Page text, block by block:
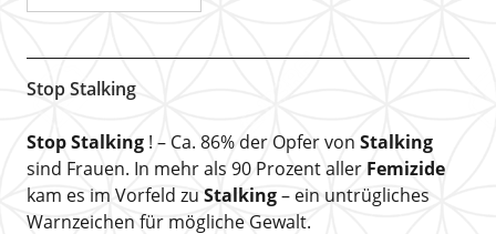
Stop Stalking
Stop Stalking! – Ca. 86% der Opfer von Stalking
sind Frauen. In mehr als 90 Prozent aller Femizide
kam es im Vorfeld zu Stalking– ein untrügliches
Warnzeichen für mögliche Gewalt.